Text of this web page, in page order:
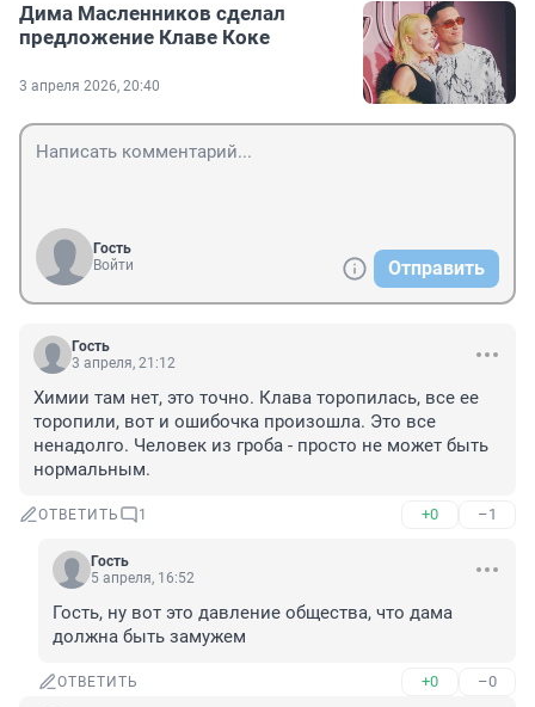
Дима Масленников сделал
предложение Клаве Коке
3 апреля 2026, 20:40
Гость
Войти
Отправить
Гость
3 апреля, 21:12
Химии там нет, это точно. Клава торопилась, все ее
торопили, вот и ошибочка произошла. Это все
ненадолго. Человек из гроба - просто не может быть
нормальным.
ОТВЕТИТЬ 1 +0 –1
Гость
5 апреля, 16:52
Гость, ну вот это давление общества, что дама
должна быть замужем
ОТВЕТИТЬ +0 –0